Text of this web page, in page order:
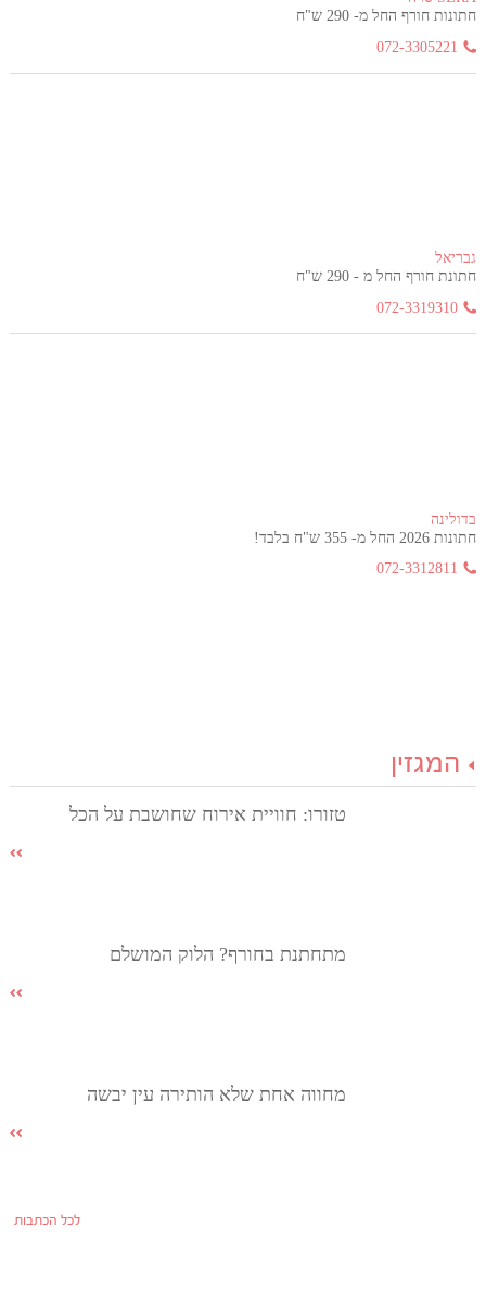
חתונות חורף החל מ- 290 ש"ח
072-3305221
גבריאל
חתונת חורף החל מ - 290 ש"ח
072-3319310
בדולינה
חתונות 2026 החל מ- 355 ש"ח בלבד!
072-3312811
המגזין
טזורו: חוויית אירוח שחושבת על הכל
מתחתנת בחורף? הלוק המושלם
מחווה אחת שלא הותירה עין יבשה
לכל הכתבות